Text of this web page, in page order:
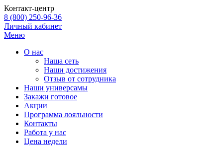
Контакт-центр
8 (800) 250-96-36
Личный кабинет
Меню
О нас
Наша сеть
Наши достижения
Отзыв от сотрудника
Наши универсамы
Закажи готовое
Акции
Программа лояльности
Контакты
Работа у нас
Цена недели